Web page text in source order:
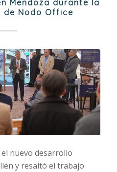
Mendoza durante la
de Nodo Office
nuevo desarrollo
y resaltó el trabajo